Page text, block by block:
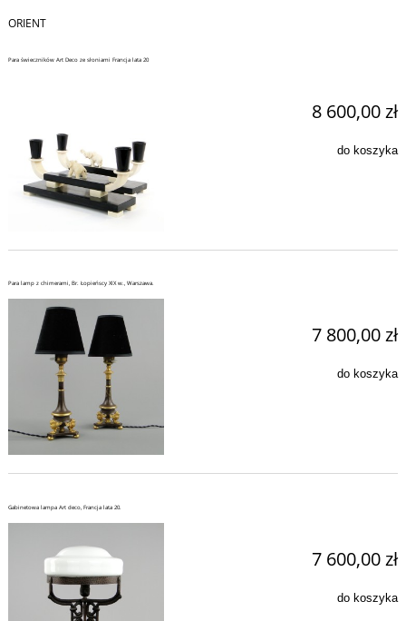
ORIENT
Para świeczników Art Deco ze słoniami Francja lata 20
8 600,00 zł
do koszyka
Para lamp z chimerami, Br. Łopieńscy XIX w., Warszawa.
7 800,00 zł
do koszyka
Gabinetowa lampa Art deco, Francja lata 20.
7 600,00 zł
do koszyka